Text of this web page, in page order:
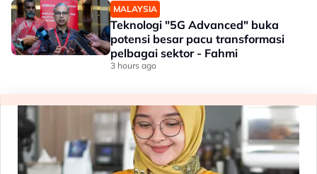
MALAYSIA
Teknologi "5G Advanced" buka
potensi besar pacu transformasi
pelbagai sektor - Fahmi
3 hours ago